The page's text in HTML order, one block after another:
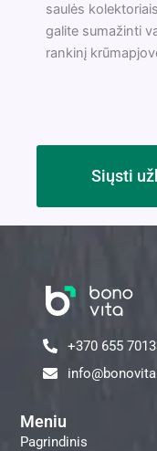
saulės
galite sumažinti
rankinį
Siųsti
+370 655
Meniu
Pagrindinis